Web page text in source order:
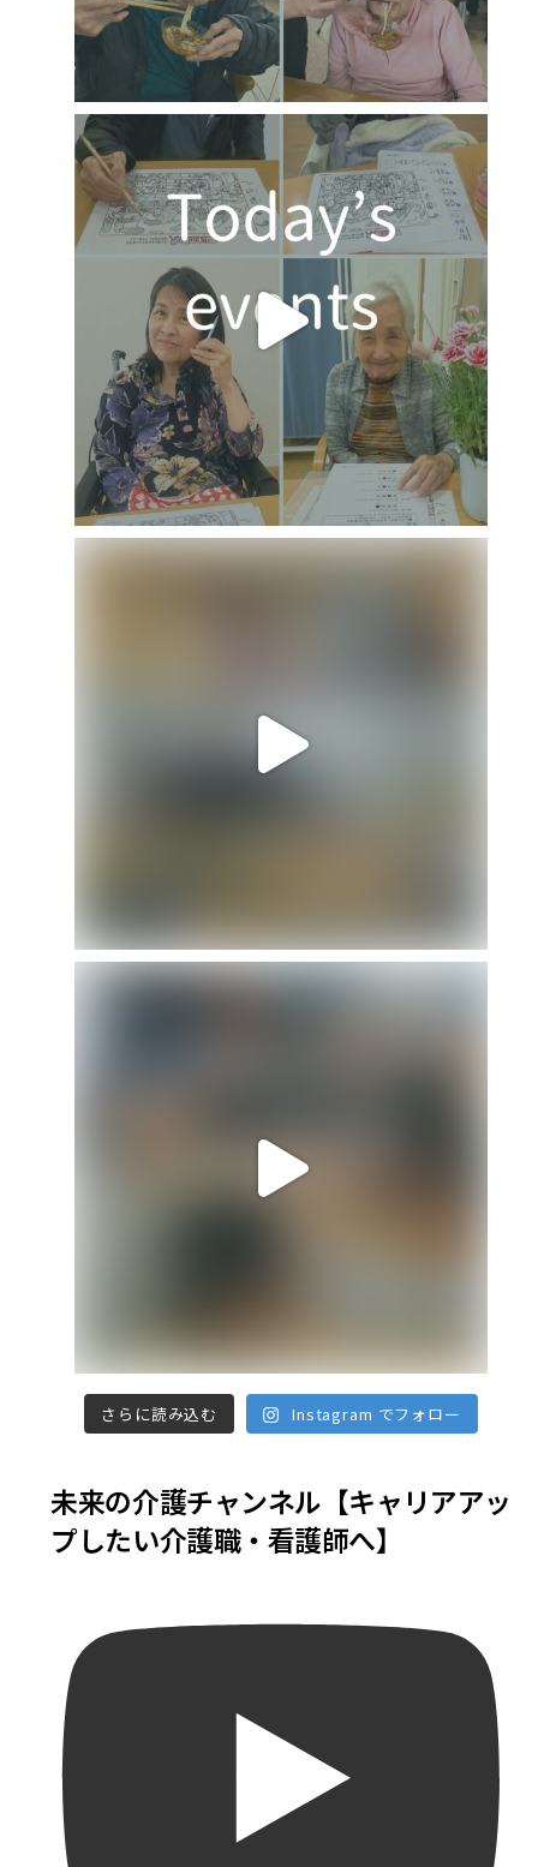
さらに読み込む Instagram でフォロー
未来の介護チャンネル【キャリアアッ
プしたい介護職・看護師へ】